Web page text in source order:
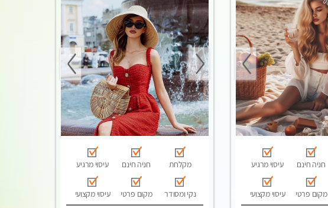
חניה חינם עיסוי מרגיע
מקום פרטי עיסוי מקצועי
מקלחת חניה חינם עיסוי מרגיע
נקי ומסודר מקום פרטי עיסוי מקצועי